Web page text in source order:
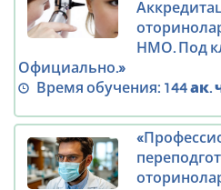
НМО. Под
Официально.»
Время обучения: 144 ак.